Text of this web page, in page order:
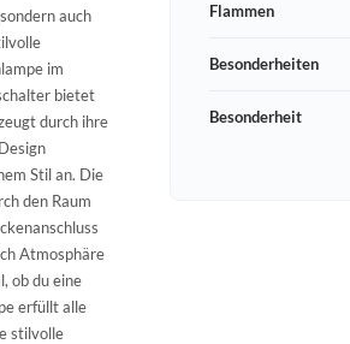
auch
im
bietet
durch ihre
Stil an. Die
den Raum
Atmosphäre
ob du eine
erfüllt alle
stilvolle
Flammen
Besonderheiten
Besonderheit